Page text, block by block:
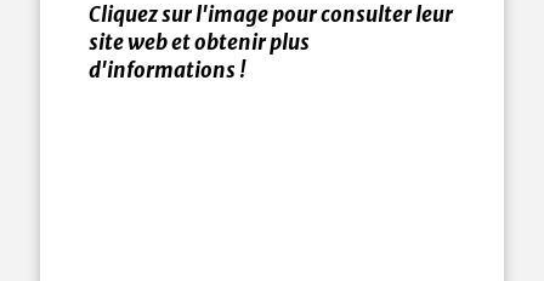
Cliquez sur l'image pour consulter leur
site web et obtenir plus
d'informations !